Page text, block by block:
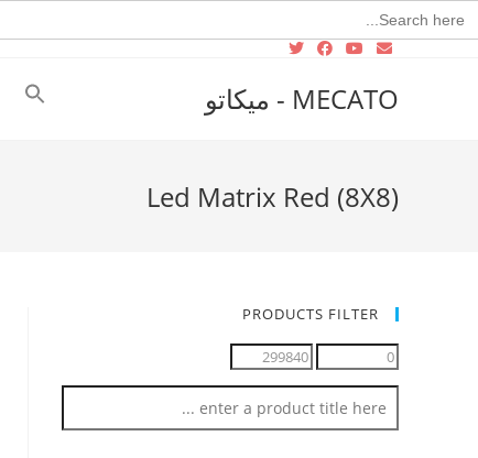
Search
for:
MECATO - ميكاتو
Led Matrix Red (8X8)
PRODUCTS FILTER